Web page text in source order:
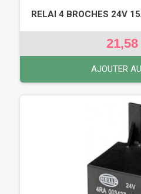
RELAI 4 BROCHES 24V
21,58
AJOUTER